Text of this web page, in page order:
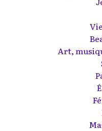
Art,